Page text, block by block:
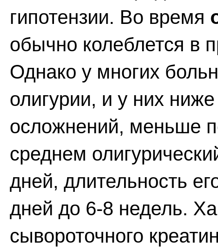
гипотензии. Во время
обычно колеблется в
Однако у многих
олигурии, и у них
осложнений, меньше
среднем
дней, длительность
дней до 6-8 недель.
сывороточного